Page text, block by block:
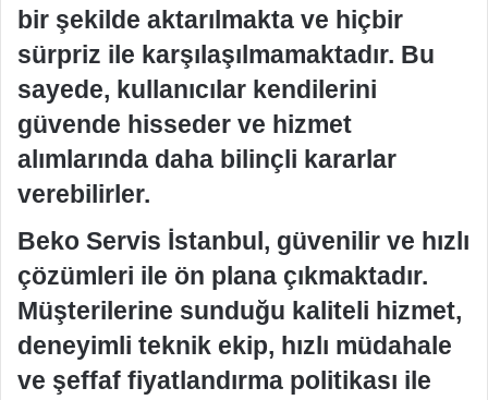
bir şekilde aktarılmakta ve hiçbir
sürpriz ile karşılaşılmamaktadır. Bu
sayede, kullanıcılar kendilerini
güvende hisseder ve hizmet
alımlarında daha bilinçli kararlar
verebilirler.
Beko Servis İstanbul, güvenilir ve hızlı
çözümleri ile ön plana çıkmaktadır.
Müşterilerine sunduğu kaliteli hizmet,
deneyimli teknik ekip, hızlı müdahale
ve şeffaf fiyatlandırma politikası ile